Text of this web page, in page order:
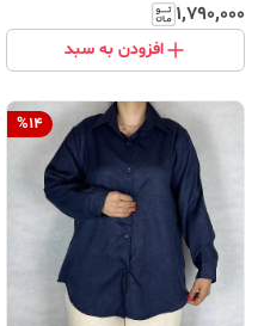
۱٬۷۹۰٬۰۰۰
افزودن به سبد
%14